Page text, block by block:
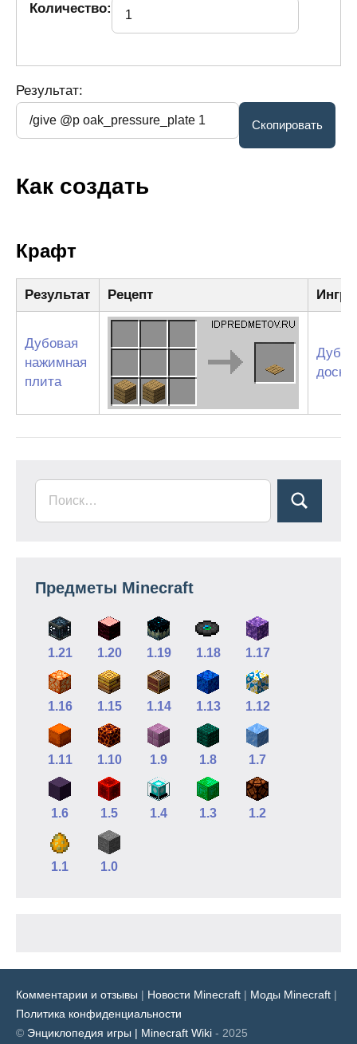
Количество:
Результат:
Как создать
Крафт
Результат Рецепт
Дубовая
нажимная
плита
доски
Предметы Minecraft
1.21 1.20 1.19 1.18 1.17
1.16 1.15 1.14 1.13 1.12
1.11 1.10 1.9 1.8 1.7
1.6 1.5 1.4 1.3 1.2
1.1 1.0
Комментарии и отзывы | Новости Minecraft | Моды Minecraft |
Политика конфиденциальности
© Энциклопедия игры | Minecraft Wiki - 2025